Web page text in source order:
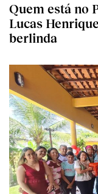
Quem está no
Lucas
berlinda